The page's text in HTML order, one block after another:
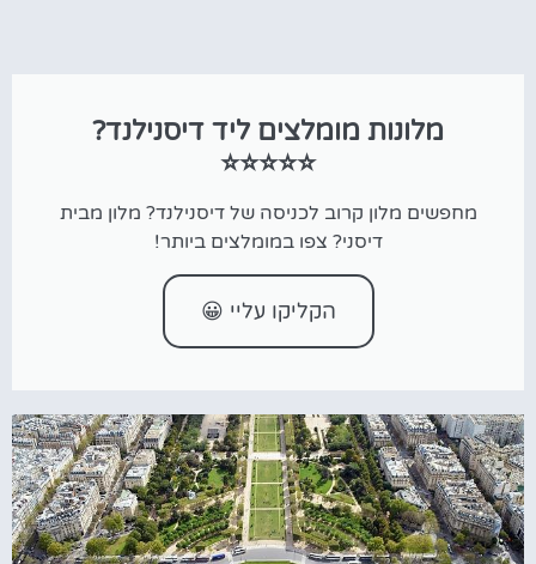
מלונות מומלצים ליד דיסנילנד?
⭐⭐⭐⭐⭐
מחפשים מלון קרוב לכניסה של דיסנילנד? מלון מבית
דיסני? צפו במומלצים ביותר!
הקליקו עליי 😀